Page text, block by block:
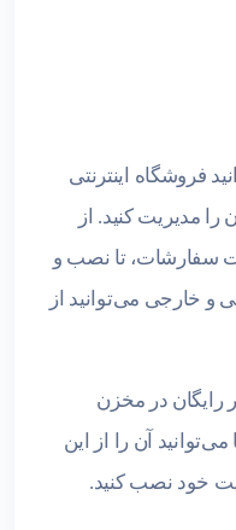
فروشگاه اینترنتی
را مدیریت کنید. از
سفارشات، تا نصب و
و خارجی می‌توانید از
رایگان در مخزن
آن را از این
خود نصب کنید.